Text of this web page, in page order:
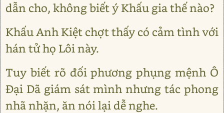
dẫn cho, không biết ý Khấu gia thế nào?
Khấu Anh Kiệt chợt thấy có cảm tình với
hán tử họ Lôi này.
Tuy biết rõ đối phương phụng mệnh Ô
Đại Dã giám sát mình nhưng tác phong
nhã nhặn, ăn nói lại dễ nghe.